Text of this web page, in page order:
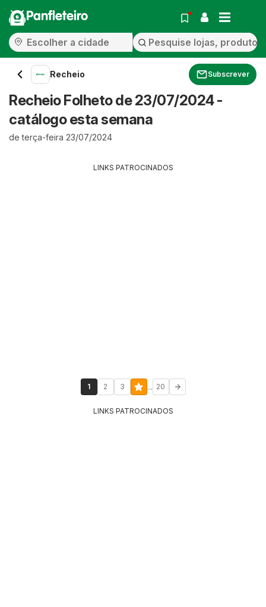
Panfleteiro
Recheio Subscrever
Recheio Folheto de 23/07/2024 -
catálogo esta semana
de terça-feira 23/07/2024
LINKS PATROCINADOS
1 2 3 ... 20
LINKS PATROCINADOS